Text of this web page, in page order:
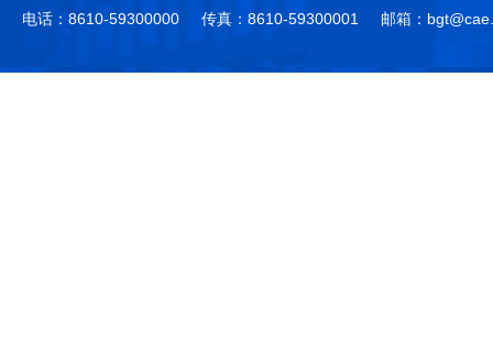
电话：8610-59300000
传真：8610-59300001 邮箱：